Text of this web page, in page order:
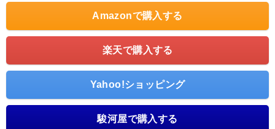
Amazonで購入する
楽天で購入する
Yahoo!ショッピング
駿河屋で購入する